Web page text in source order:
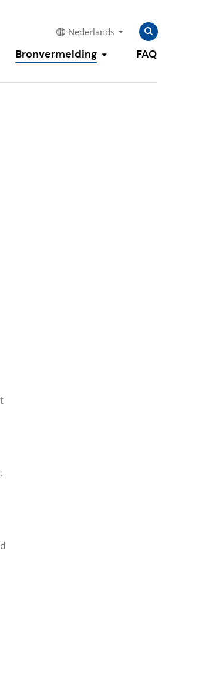
Nederlands
Zoeken
naar:
Zoeken
tonen
Bronvermelding Submenu tonen
FAQ